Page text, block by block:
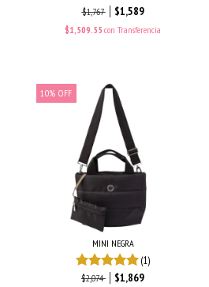
$1,767
$1,589
$1,509.55 con Transferencia
10% OFF
MINI NEGRA
(1)
$2,074 $1,869